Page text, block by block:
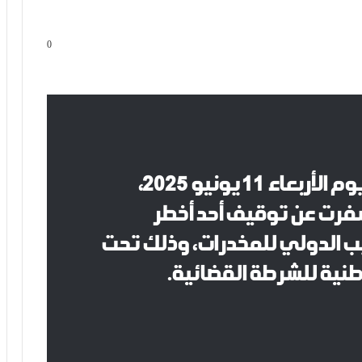
0
، صباح يوم الأربعاء 11 يونيو 2025،
عن توقيف أحد أخطر
الدولي للمخدرات، وذلك تحت
للشرطة القضائية.